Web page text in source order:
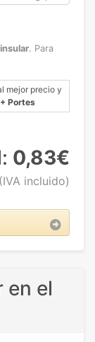
. Para
mejor precio y
Portes
0,83€
(IVA incluido)
en el